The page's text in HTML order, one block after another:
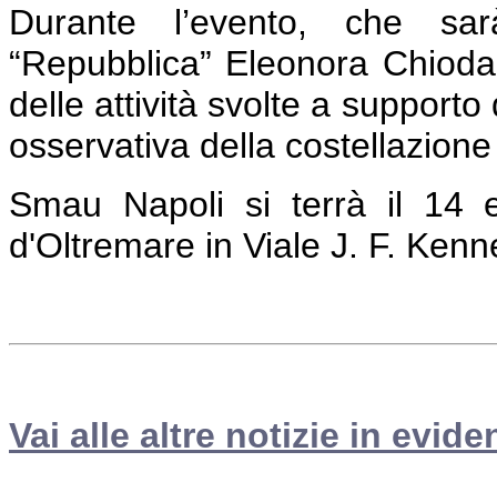
Durante l’evento, che
“Repubblica” Eleonora
delle attività svolte a
osservativa della
Smau Napoli si terrà il 14
d'Oltremare in Viale J. F.
Vai alle altre notizie in